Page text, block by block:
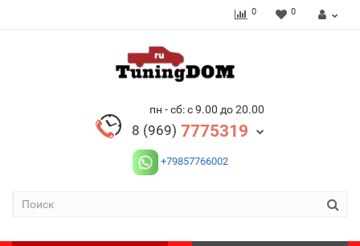
0 0
пн - сб: с 9.00 до 20.00
8 (969) 7775319
+79857766002